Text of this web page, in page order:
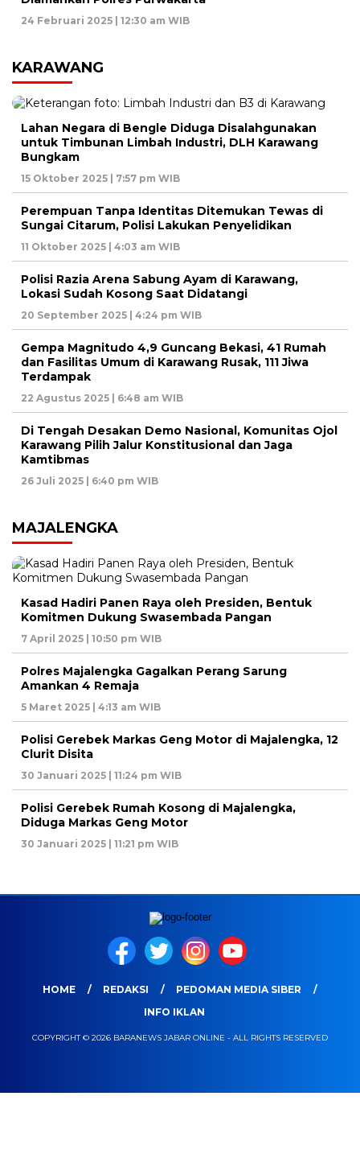
24 Februari 2025 | 12:30 am WIB
KARAWANG
Lahan Negara di Bengle Diduga Disalahgunakan
untuk Timbunan Limbah Industri, DLH Karawang
Bungkam
15 Oktober 2025 | 7:57 pm WIB
Perempuan Tanpa Identitas Ditemukan Tewas di
Sungai Citarum, Polisi Lakukan Penyelidikan
11 Oktober 2025 | 4:03 am WIB
Polisi Razia Arena Sabung Ayam di Karawang,
Lokasi Sudah Kosong Saat Didatangi
20 September 2025 | 4:24 pm WIB
Gempa Magnitudo 4,9 Guncang Bekasi, 41 Rumah
dan Fasilitas Umum di Karawang Rusak, 111 Jiwa
Terdampak
22 Agustus 2025 | 6:48 am WIB
Di Tengah Desakan Demo Nasional, Komunitas Ojol
Karawang Pilih Jalur Konstitusional dan Jaga
Kamtibmas
26 Juli 2025 | 6:40 pm WIB
MAJALENGKA
Kasad Hadiri Panen Raya oleh Presiden, Bentuk
Komitmen Dukung Swasembada Pangan
7 April 2025 | 10:50 pm WIB
Polres Majalengka Gagalkan Perang Sarung
Amankan 4 Remaja
5 Maret 2025 | 4:13 am WIB
Polisi Gerebek Markas Geng Motor di Majalengka, 12
Clurit Disita
30 Januari 2025 | 11:24 pm WIB
Polisi Gerebek Rumah Kosong di Majalengka,
Diduga Markas Geng Motor
30 Januari 2025 | 11:21 pm WIB
HOME REDAKSI
PEDOMAN MEDIA SIBER
INFO IKLAN
COPYRIGHT © 2026 BARANEWS JABAR ONLINE - ALL RIGHTS RESERVED